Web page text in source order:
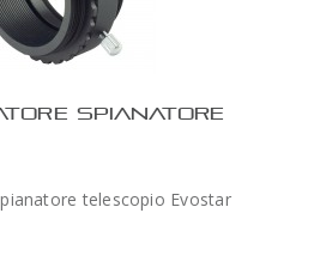
SPIANATORE
telescopio Evostar